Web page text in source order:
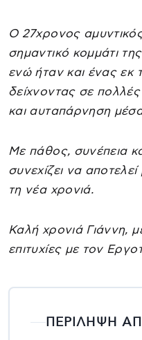
O 27χρονος
σημαντικό κομμάτι
ενώ ήταν και ένας
δείχνοντας σε
και αυταπάρνηση
Με πάθος, συνέπεια
συνεχίζει να
τη νέα χρονιά.
Καλή χρονιά Γιάννη,
επιτυχίες με τον
ΠΕΡΙΛΗΨΗ